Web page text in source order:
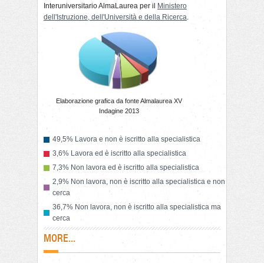
Interuniversitario AlmaLaurea per il
Ministero
dell'Istruzione, dell'Università e della Ricerca.
Elaborazione grafica da fonte Almalaurea XV
Indagine 2013
49,5% Lavora e non è iscritto alla specialistica
3,6% Lavora ed è iscritto alla specialistica
7,3% Non lavora ed è iscritto alla specialistica
2,9% Non lavora, non è iscritto alla specialistica e non
cerca
36,7% Non lavora, non è iscritto alla specialistica ma
cerca
MORE...